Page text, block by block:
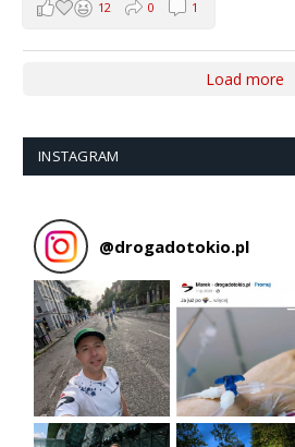
12 0 1
Load more
INSTAGRAM
@drogadotokio.pl